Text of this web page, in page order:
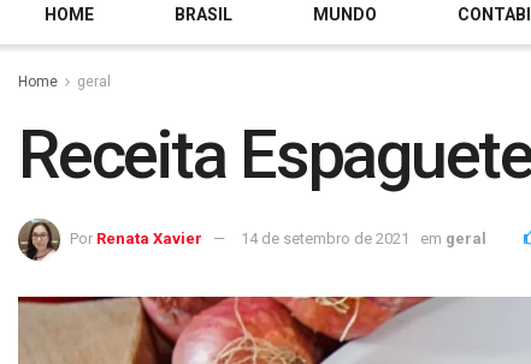
HOME BRASIL MUNDO
Home geral
Receita
Por Renata Xavier 14 de setembro de 2021 em geral